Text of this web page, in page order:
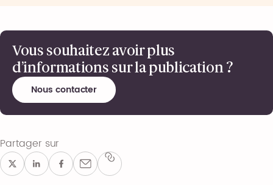
Vous souhaitez avoir plus
d’informations sur la publication ?
Nous contacter
Partager sur